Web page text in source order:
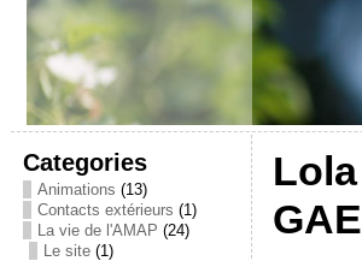
Categories
Animations (13)
Contacts extérieurs (1)
La vie de l'AMAP (24)
Le site(1)